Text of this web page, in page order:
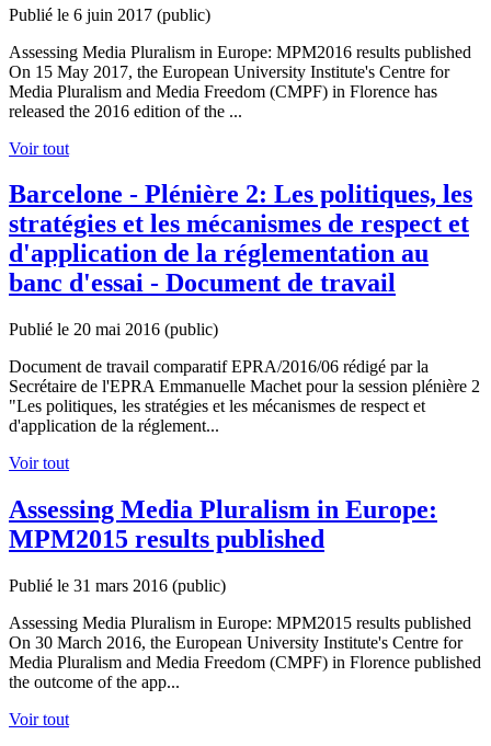
Publié le 6 juin 2017 (public)
Assessing Media Pluralism in Europe: MPM2016 results published
On 15 May 2017, the European University Institute's Centre for
Media Pluralism and Media Freedom (CMPF) in Florence has
released the 2016 edition of the ...
Voir tout
Barcelone - Plénière 2: Les politiques, les
stratégies et les mécanismes de respect et
d'application de la réglementation au
banc d'essai - Document de travail
Publié le 20 mai 2016 (public)
Document de travail comparatif EPRA/2016/06 rédigé par la
Secrétaire de l'EPRA Emmanuelle Machet pour la session plénière 2
"Les politiques, les stratégies et les mécanismes de respect et
d'application de la réglement...
Voir tout
Assessing Media Pluralism in Europe:
MPM2015 results published
Publié le 31 mars 2016 (public)
Assessing Media Pluralism in Europe: MPM2015 results published
On 30 March 2016, the European University Institute's Centre for
Media Pluralism and Media Freedom (CMPF) in Florence published
the outcome of the app...
Voir tout